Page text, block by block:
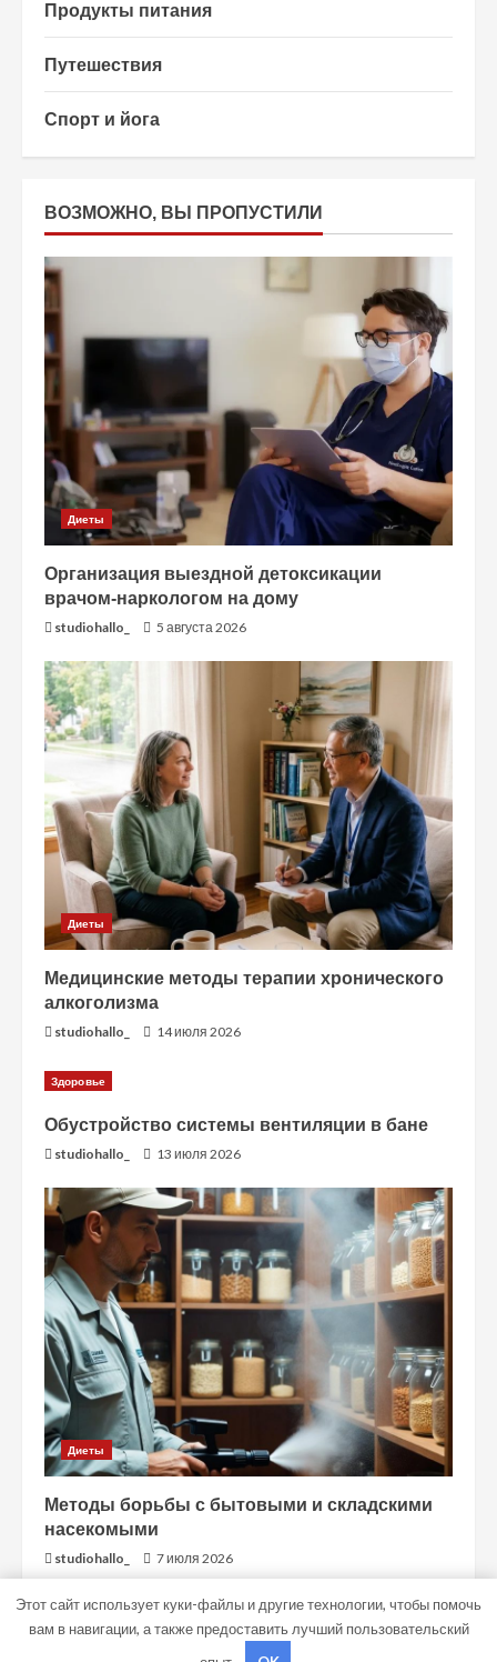
Продукты питания
Путешествия
Спорт и йога
ВОЗМОЖНО, ВЫ ПРОПУСТИЛИ
Диеты
Организация выездной детоксикации
врачом-наркологом на дому
studiohallo_ 5 августа 2026
Диеты
Медицинские методы терапии хронического
алкоголизма
studiohallo_ 14 июля 2026
Здоровье
Обустройство системы вентиляции в бане
studiohallo_ 13 июля 2026
Диеты
Методы борьбы с бытовыми и складскими
насекомыми
studiohallo_ 7 июля 2026
Copyright © Все права защищены.|MoreNewsот AF
Этот сайт использует куки-файлы и другие технологии, чтобы помочь
вам в навигации, а также предоставить лучший пользовательский